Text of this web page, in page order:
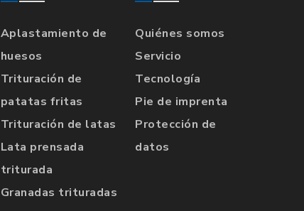
Aplastamiento de
huesos
Trituración de
patatas fritas
Trituración de latas
Lata prensada
triturada
Granadas trituradas
Quiénes somos
Servicio
Tecnología
Pie de imprenta
Protección de
datos